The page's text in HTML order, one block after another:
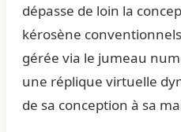
dépasse de loin la
kérosène
gérée via le jumeau
une réplique virtuelle
de sa conception à sa